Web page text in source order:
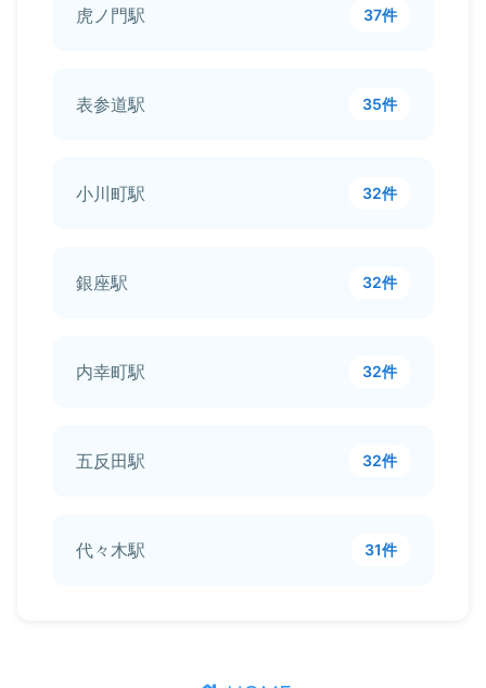
虎ノ門駅 37件
表参道駅 35件
小川町駅 32件
銀座駅 32件
内幸町駅 32件
五反田駅 32件
代々木駅 31件